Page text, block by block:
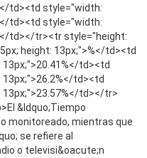
td><td style="width:
td><td style="width:
td></tr><tr style="height:
height: 13px;">%</td><td
td><td
td><td
td></tr>
&ldquo;Tiempo
monitoreado, mientras que
se refiere al
o televisi&oacute;n